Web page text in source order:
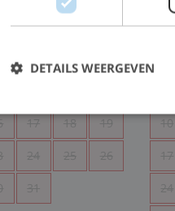
17 18 19
24 25 26
31
10
17
24
DETAILS WEERGEVEN